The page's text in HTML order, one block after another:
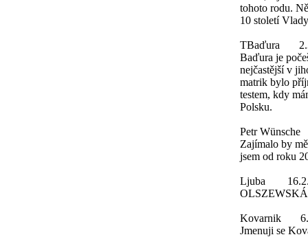
tohoto rodu.
10 století
TBaďura
Baďura je
nejčastější v
matrik bylo
testem, kdy
Polsku.
Petr Wünsche
Zajímalo by
jsem od roku
Ljuba
Kovarnik
Jmenuji se